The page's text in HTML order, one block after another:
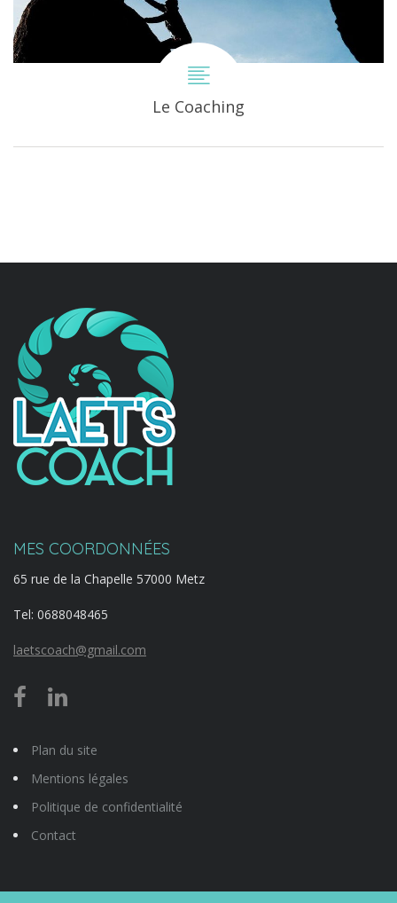
Le Coaching
MES COORDONNÉES
65 rue de la Chapelle 57000 Metz
Tel: 0688048465
laetscoach@gmail.com
Plan du site
Mentions légales
Politique de confidentialité
Contact